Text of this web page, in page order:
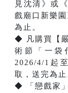
見沈清》或
戲廟口新樂
為止。
◆ 凡購買【
術節「一袋
2026/4/1起
取，送完為止
◆ 「戀戲家